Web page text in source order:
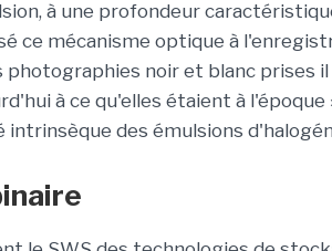
à une profondeur
ce mécanisme optique à
photographies noir et blanc prises il
à ce qu'elles étaient à l'époque
intrinsèque des émulsions